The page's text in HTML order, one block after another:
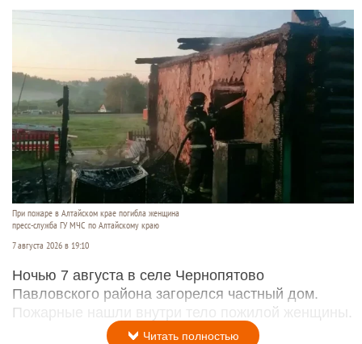
При пожаре в Алтайском крае погибла женщина
пресс-служба ГУ МЧС по Алтайскому краю
7 августа 2026 в 19:10
Ночью 7 августа в селе Чернопятово
Павловского района загорелся частный дом.
Пожарные нашли внутри тело пожилой женщины.
Читать полностью